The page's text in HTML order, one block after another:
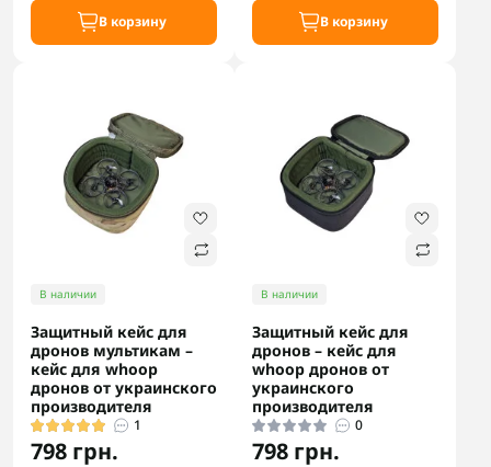
В корзину В корзину
В наличии
Защитный кейс для
дронов мультикам –
кейс для whoop
дронов от украинского
производителя
1
798 грн.
В наличии
Защитный кейс для
дронов – кейс для
whoop дронов от
украинского
производителя
0
798 грн.